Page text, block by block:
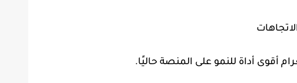
أقوى أداة للنمو على المنصة حاليًا.